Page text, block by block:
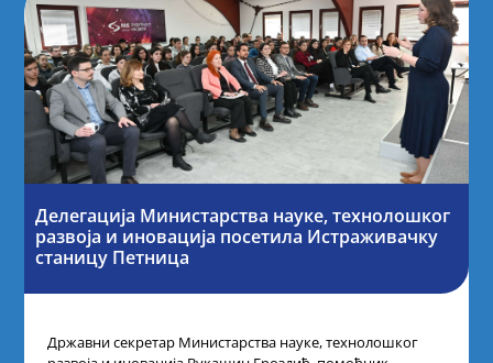
Делегација Министарства науке, технолошког
развоја и иновација посетила Истраживачку
станицу Петница
Државни секретар Министарства науке, технолошког